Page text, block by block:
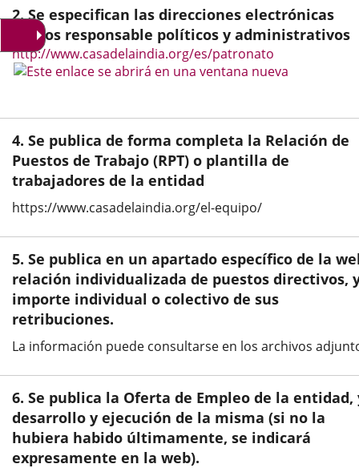
una
aplicación
externa.
una
aplicación
externa.
una
2. Se especifican las direcciones electrónicas
del/los responsable políticos y administrativos
http://www.casadelaindia.org/es/patronato
4. Se publica de forma completa la Relación de
Puestos de Trabajo (RPT) o plantilla de
trabajadores de la entidad
https://www.casadelaindia.org/el-equipo/
5. Se publica en un apartado específico de la
relación individualizada de puestos directivos,
importe individual o colectivo de sus
retribuciones.
La información puede consultarse en los archivos
6. Se publica la Oferta de Empleo de la entidad,
desarrollo y ejecución de la misma (si no la
hubiera habido últimamente, se indicará
expresamente en la web).